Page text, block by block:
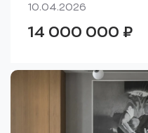
10.04.2026
14 000 000 ₽